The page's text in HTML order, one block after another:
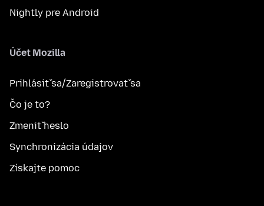
Nightly pre Android
Účet Mozilla
Prihlásiť sa/Zaregistrovať sa
Čo je to?
Zmeniť heslo
Synchronizácia údajov
Získajte pomoc